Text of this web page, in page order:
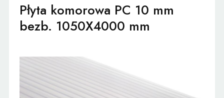
Płyta komorowa PC 10 mm
bezb. 1050X4000 mm